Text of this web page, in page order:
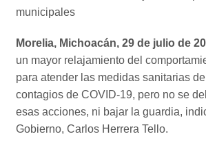
municipales
Morelia, Michoacán, 29 de julio de
un mayor relajamiento del
para atender las medidas sanitarias
contagios de COVID-19, pero no se
esas acciones, ni bajar la guardia,
Gobierno, Carlos Herrera Tello.